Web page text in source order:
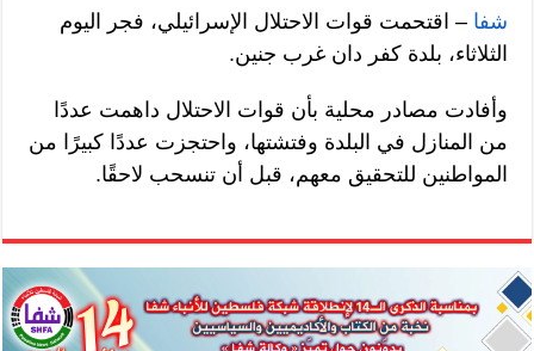
شفا – اقتحمت قوات الاحتلال الإسرائيلي، فجر اليوم
الثلاثاء، بلدة كفر دان غرب جنين.
وأفادت مصادر محلية بأن قوات الاحتلال داهمت عددًا
من المنازل في البلدة وفتشتها، واحتجزت عددًا كبيرًا من
المواطنين للتحقيق معهم، قبل أن تنسحب لاحقًا.